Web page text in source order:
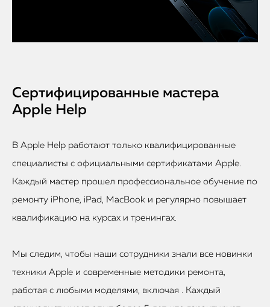
Сертифицированные мастера
Apple Help
В Apple Help работают только квалифицированные
специалисты с официальными сертификатами Apple.
Каждый мастер прошел профессиональное обучение по
ремонту iPhone, iPad, MacBook и регулярно повышает
квалификацию на курсах и тренингах.
Мы следим, чтобы наши сотрудники знали все новинки
техники Apple и современные методики ремонта,
работая с любыми моделями, включая . Каждый